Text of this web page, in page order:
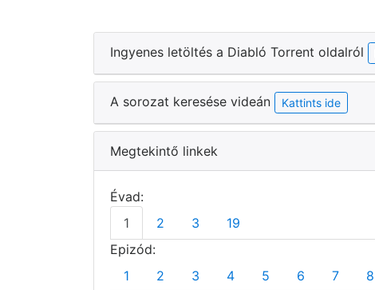
Ingyenes letöltés a Diabló Torrent oldalról
A sorozat keresése videán Kattints ide
Megtekintő linkek
Évad:
1
2 3
19
Epizód:
1
2 3 4 5 6 7 8